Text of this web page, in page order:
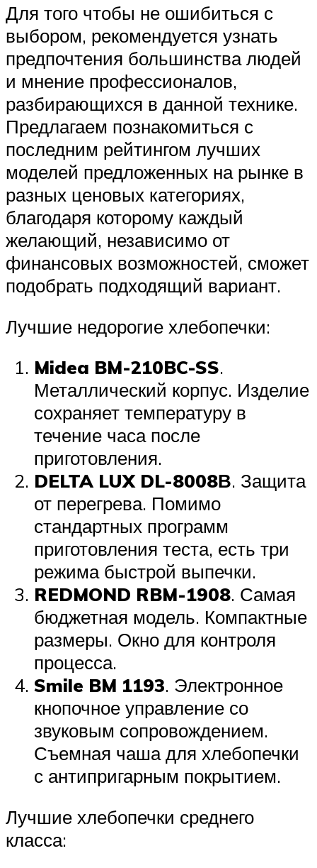
Для того чтобы не ошибиться с
выбором, рекомендуется узнать
предпочтения большинства людей
и мнение профессионалов,
разбирающихся в данной технике.
Предлагаем познакомиться с
последним рейтингом лучших
моделей предложенных на рынке в
разных ценовых категориях,
благодаря которому каждый
желающий, независимо от
финансовых возможностей, сможет
подобрать подходящий вариант.
Лучшие недорогие хлебопечки:
Midea BM-210BC-SS.
Металлический корпус. Изделие
сохраняет температуру в
течение часа после
приготовления.
DELTA LUX DL-8008В. Защита
от перегрева. Помимо
стандартных программ
приготовления теста, есть три
режима быстрой выпечки.
REDMOND RBM-1908. Самая
бюджетная модель. Компактные
размеры. Окно для контроля
процесса.
Smile BM 1193. Электронное
кнопочное управление со
звуковым сопровождением.
Съемная чаша для хлебопечки
с антипригарным покрытием.
Лучшие хлебопечки среднего
класса: